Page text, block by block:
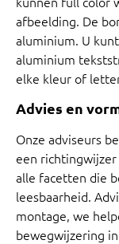
afbeelding. De
aluminium. U
aluminium
elke kleur of
Advies en
Onze adviseurs
een
alle facetten die
leesbaarheid.
montage, we
bewegwijzering